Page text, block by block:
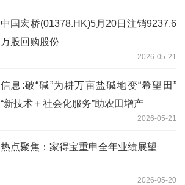
中国宏桥(01378.HK)5月20日注销9237.6
万股回购股份
2026-05-21
信息:破“碱”为耕万亩盐碱地变“希望田”
“新技术＋社会化服务”助农田增产
2026-05-21
热点聚焦：家得宝重申全年业绩展望
2026-05-20